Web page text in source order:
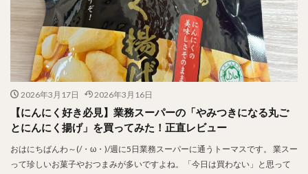
2026年3月17日 2026年3月16日
【にんにく好き必見】業務スーパーの「やみつきになる丸ご
とにんにく揚げ」を買ってみた！正直レビュー
おはにちばんわ～(/・ω・)/週に5日業務スーパーに通うトーマスです。 業スー
って珍しいお菓子やおつまみが多いですよね。「今日は買わない」と思って